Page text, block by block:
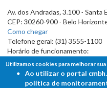
Av. dos Andradas, 3.100 - Santa
CEP: 30260-900 - Belo
Como chegar
Telefone geral: (31) 3555-1100
Horário de funcionamento:
7h às 19h
Utilizamos cookies para melhorar
Ao utilizar o portal
política de